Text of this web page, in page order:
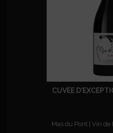
CUVÉE
Mas du Pont | Vin